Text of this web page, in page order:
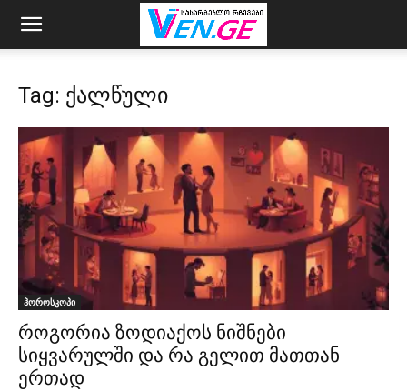
Tag: ქალწული
ჰოროსკოპი
როგორია ზოდიაქოს ნიშნები
სიყვარულში და რა გელით მათთან
ერთად